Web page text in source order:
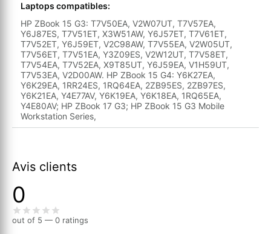
Laptops compatibles:
HP ZBook 15 G3: T7V50EA, V2W07UT, T7V57EA,
Y6J87ES, T7V51ET, X3W51AW, Y6J57ET, T7V61ET,
T7V52ET, Y6J59ET, V2C98AW, T7V55EA, V2W05UT,
T7V56ET, T7V51EA, Y3Z09ES, V2W12UT, T7V58ET,
T7V54EA, T7V52EA, X9T85UT, Y6J59EA, V1H59UT,
T7V53EA, V2D00AW. HP ZBook 15 G4: Y6K27EA,
Y6K29EA, 1RR24ES, 1RQ64EA, 2ZB95ES, 2ZB97ES,
Y6K21EA, Y4E77AV, Y6K19EA, Y6K18EA, 1RQ65EA,
Y4E80AV; HP ZBook 17 G3; HP ZBook 15 G3 Mobile
Workstation Series,
Avis clients
0
out of 5 — 0 ratings